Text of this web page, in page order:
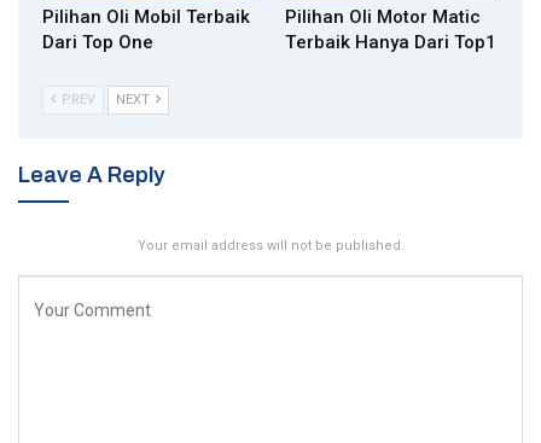
Pilihan Oli Mobil Terbaik
Dari Top One
Pilihan Oli Motor Matic
Tеrbаіk Hanya Dari Top1
PREV NEXT
Leave A Reply
Your email address will not be published.